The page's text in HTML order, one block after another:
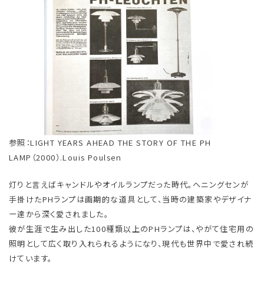
​参照：LIGHT YEARS AHEAD THE STORY OF THE PH
LAMP（2000）.Louis Poulsen ​
灯りと言えばキャンドルやオイルランプだった時代。ヘニングセンが
手掛けたPHランプは画期的な道具として、当時の建築家やデザイナ
ー達から深く愛されました。
彼が生涯で生み出した100種類以上のPHランプは、やがて住宅用の
照明として広く取り入れられるようになり、現代も世界中で愛され続
けています。